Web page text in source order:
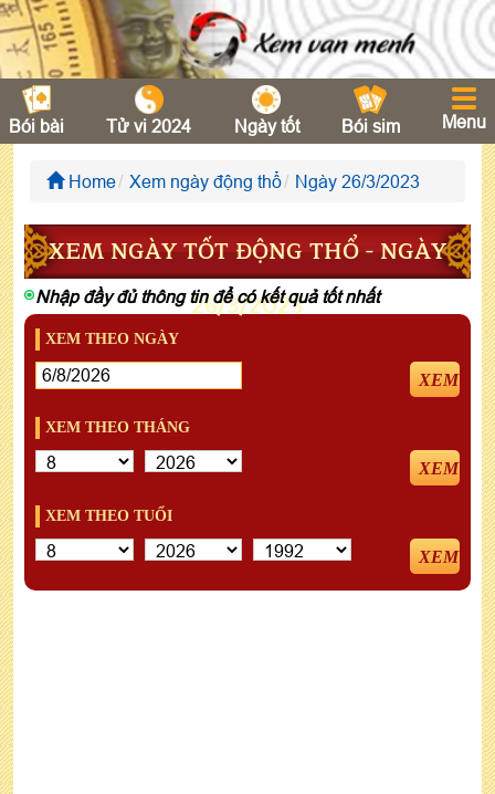
Bói bài Tử vi 2024 Ngày tốt Bói sim Menu
Home Xem ngày động thổ Ngày 26/3/2023
XEM NGÀY TỐT ĐỘNG THỔ - NGÀY
26/3/2023
Nhập đầy đủ thông tin để có kết quả tốt nhất
XEM THEO NGÀY
XEM
XEM THEO THÁNG
XEM
XEM THEO TUỔI
XEM